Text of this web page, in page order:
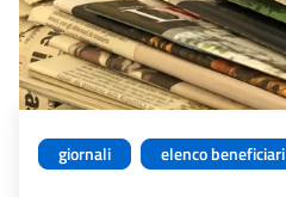
giornali elenco beneficiari